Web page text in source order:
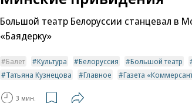
Большой театр Белоруссии станцевал в
«Баядерку»
Балет Культура Белоруссия Большой театр
Татьяна Кузнецова
Главное Газета
3 мин.